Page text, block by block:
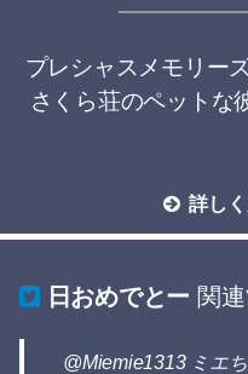
プレシャスメモリー
さくら荘のペットな
詳し
日おめでとー 関
@Miemie1313 ミエ